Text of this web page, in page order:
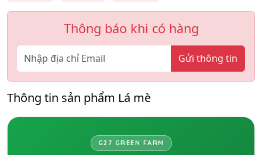
Thông báo khi có hàng
Gửi thông tin
Thông tin sản phẩm Lá mè
G27 GREEN FARM